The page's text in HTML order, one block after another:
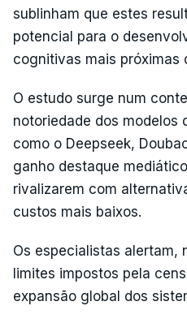
sublinham que estes
potencial para o
cognitivas mais próximas
O estudo surge num
notoriedade dos modelos
como o Deepseek,
ganho destaque
rivalizarem com
custos mais baixos.
Os especialistas alertam,
limites impostos pela
expansão global dos